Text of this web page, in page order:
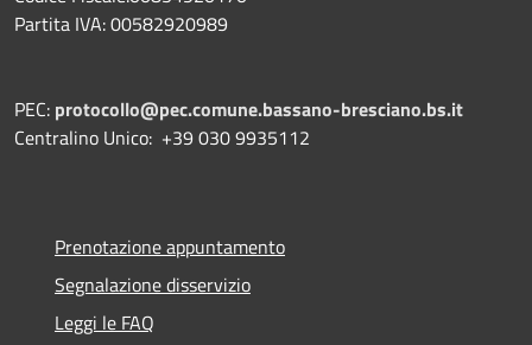
Partita IVA: 00582920989
PEC: protocollo@pec.comune.bassano-bresciano.bs.it
Centralino Unico: +39 030 9935112
Prenotazione appuntamento
Segnalazione disservizio
Leggi le FAQ